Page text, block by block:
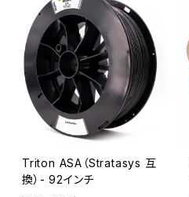
Triton ASA（Stratasys 互
換）- 92インチ